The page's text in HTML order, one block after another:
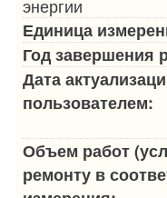
энергии
Единица
Год завершения
Дата
пользователем:
Объем работ
ремонту в